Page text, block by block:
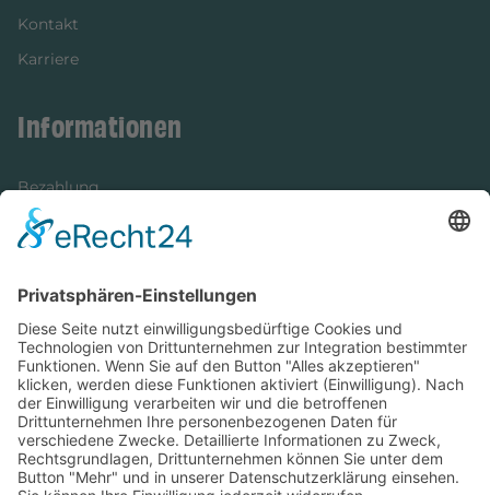
Kontakt
Karriere
Informationen
Bezahlung
Newsletter
Versandinformationen
Verfügbarkeit/Verträglichkeit
Rechtliches
Widerrufsrecht und Widerrufsformular
Impressum
Datenschutzerklärung